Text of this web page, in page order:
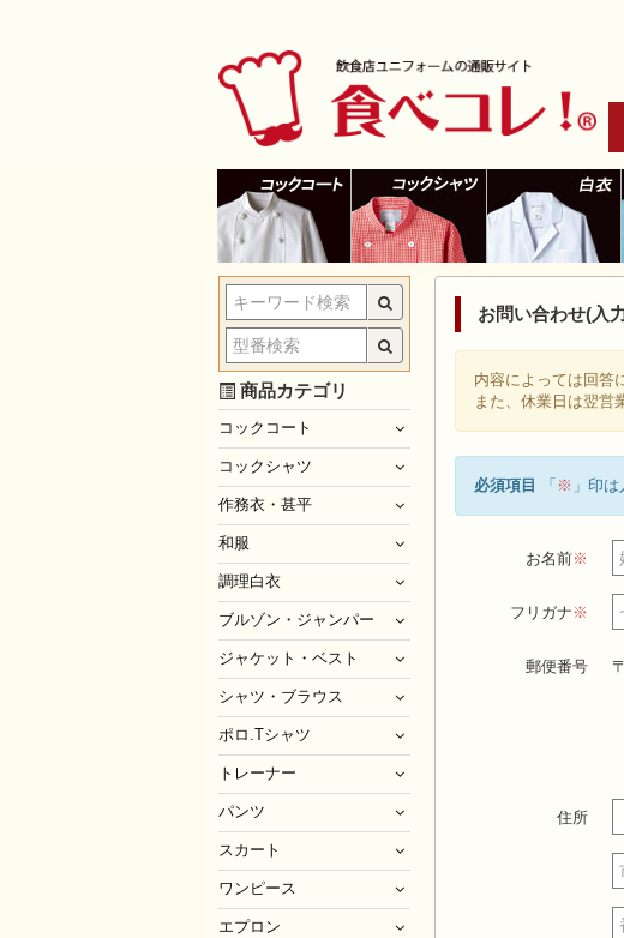
お問い合わせ(入
内容によっては回答
また、休業日は翌営
必須項目 「 ※ 」印は
お名前※
フリガナ ※
郵便番号 〒
住所
商品カテゴリ
コックコート
コックシャツ
作務衣・甚平
和服
調理白衣
ブルゾン・ジャンパー
ジャケット・ベスト
シャツ・ブラウス
ポロ.Tシャツ
トレーナー
パンツ
スカート
ワンピース
エプロン